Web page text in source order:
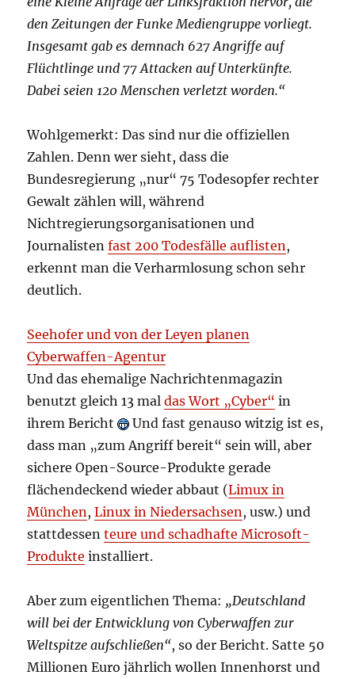
den Zeitungen der Funke Mediengruppe vorliegt.
Insgesamt gab es demnach 627 Angriffe auf
Flüchtlinge und 77 Attacken auf Unterkünfte.
Dabei seien 120 Menschen verletzt worden.“
Wohlgemerkt: Das sind nur die offiziellen
Zahlen. Denn wer sieht, dass die
Bundesregierung „nur“ 75 Todesopfer rechter
Gewalt zählen will, während
Nichtregierungsorganisationen und
Journalistenfast 200 Todesfälle auflisten,
erkennt man die Verharmlosung schon sehr
deutlich.
Seehofer und von der Leyen planen
Cyberwaffen-Agentur
Und das ehemalige Nachrichtenmagazin
benutzt gleich 13 maldas Wort „Cyber“ in
ihrem Bericht
Und fast genauso witzig ist es,
dass man „zum Angriff bereit“ sein will, aber
sichere Open-Source-Produkte gerade
flächendeckend wieder abbaut (Limux in
München,Linux in Niedersachsen, usw.) und
stattdessenteure und schadhafte Microsoft-
Produkte installiert.
Aber zum eigentlichen Thema: „Deutschland
will bei der Entwicklung von Cyberwaffen zur
Weltspitze aufschließen“, so der Bericht. Satte 50
Millionen Euro jährlich wollen Innenhorst und